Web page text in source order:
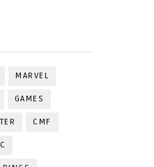
MARVEL
GAMES
CMF